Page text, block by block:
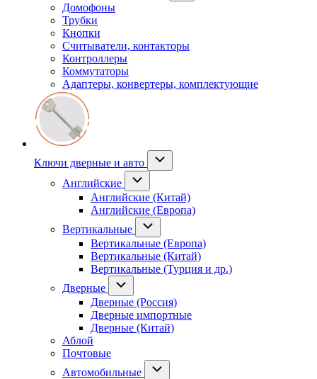
Домофоны
Трубки
Кнопки
Считыватели, контакторы
Контроллеры
Коммутаторы
Адаптеры, конвертеры, комплектующие
Ключи дверные и авто
Английские
Английские (Китай)
Английские (Европа)
Вертикальные
Вертикальные (Европа)
Вертикальные (Китай)
Вертикальные (Турция и др.)
Дверные
Дверные (Россия)
Дверные импортные
Дверные (Китай)
Аблой
Почтовые
Автомобильные